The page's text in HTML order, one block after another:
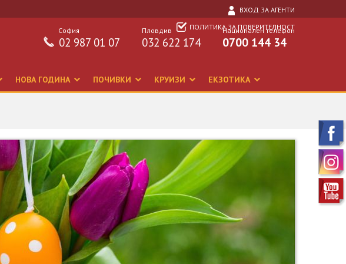
ВХОД ЗА АГЕНТИ
ПОЛИТИКА ЗА ПОВЕРИТЕЛНОСТ
Национален телефон
0700 144 34
Пловдив
032 622 174
София
02 987 01 07
НОВА ГОДИНА ПОЧИВКИ КРУИЗИ ЕКЗОТИКА